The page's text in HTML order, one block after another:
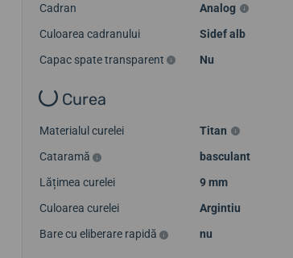
Cadran
Analog
Culoarea cadranului
Sidef alb
Capac spate transparent
Nu
Curea
Materialul curelei
Titan
Cataramă
basculant
Lățimea curelei
9 mm
Culoarea curelei
Argintiu
Bare cu eliberare rapidă
nu